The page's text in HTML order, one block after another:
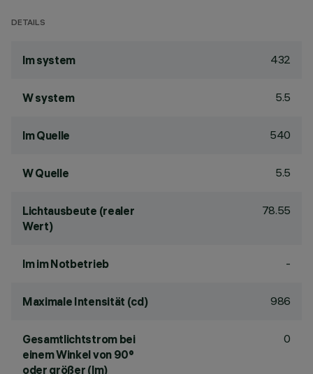
DETAILS
lm system 432
W system 5.5
lm Quelle 540
W Quelle 5.5
Lichtausbeute (realer
Wert)
78.55
lm im Notbetrieb -
Maximale Intensität (cd) 986
Gesamtlichtstrom bei
einem Winkel von 90°
oder größer (lm)
0